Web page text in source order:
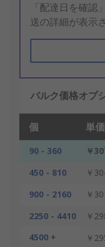
「配達日を確
送の詳細が表示
バルク価格オプ
個 単価
90 - 360 ￥
450 - 810
￥
900 - 2160
￥
2250 - 4410
￥
4500 +
￥